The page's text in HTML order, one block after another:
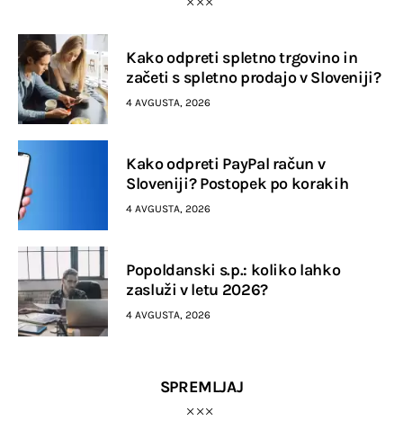
Kako odpreti spletno trgovino in
začeti s spletno prodajo v Sloveniji?
4 AVGUSTA, 2026
Kako odpreti PayPal račun v
Sloveniji? Postopek po korakih
4 AVGUSTA, 2026
Popoldanski s.p.: koliko lahko
zasluži v letu 2026?
4 AVGUSTA, 2026
SPREMLJAJ